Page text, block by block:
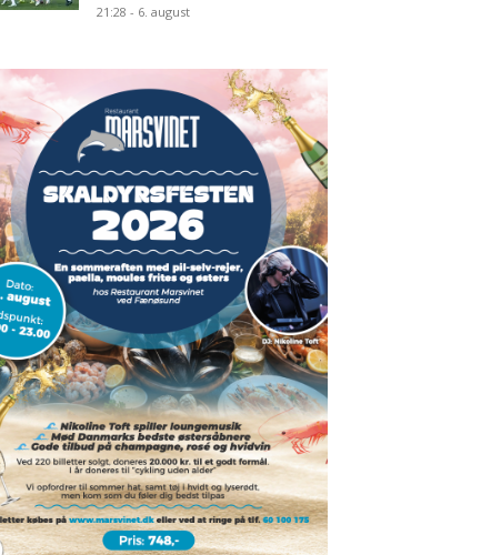
21:28 - 6. august